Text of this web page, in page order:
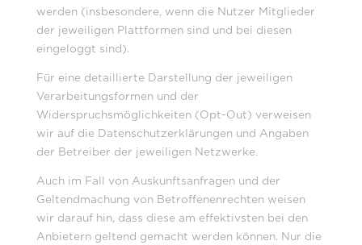
werden (insbesondere, wenn die Nutzer Mitglieder
der jeweiligen Plattformen sind und bei diesen
eingeloggt sind).
Für eine detaillierte Darstellung der jeweiligen
Verarbeitungsformen und der
Widerspruchsmöglichkeiten (Opt-Out) verweisen
wir auf die Datenschutzerklärungen und Angaben
der Betreiber der jeweiligen Netzwerke.
Auch im Fall von Auskunftsanfragen und der
Geltendmachung von Betroffenenrechten weisen
wir darauf hin, dass diese am effektivsten bei den
Anbietern geltend gemacht werden können. Nur die